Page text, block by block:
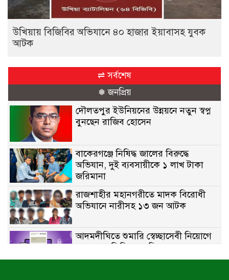
উখিয়ায় বিজিবির অভিযানে ৪০ হাজার ইয়াবাসহ যুবক
আটক
⇌ সর্বশেষ
❅ জনপ্রিয়
দৌলতপুর ইউনিয়নের উন্নয়নে নতুন স্বপ্ন
বুনছেন রাজিব হোসেন
বাকেরগঞ্জে নিষিদ্ধ জালের বিরুদ্ধে
অভিযান, দুই ব্যবসায়ীকে ১ লাখ টাকা
জরিমানা
রাজশাহীর মহানগরীতে মাদক বিরোধী
অভিযানে নারীসহ ১৩ জন আটক
আদমদীঘিতে শুমারি স্বেচ্ছাসেবী নিয়োগে
যোগ্যতার ভিত্তিতে তালিকা প্রকাশ;
নির্বাচিতদের আ.লীগ ট্যাগে প্রচারণা